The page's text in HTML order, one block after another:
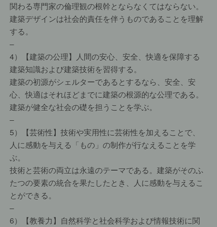
関わる専門家の倫理観の根幹とならなくてはならない。
建築デザインは社会的責任を伴うものであることを理解
する。
–
4）【建築の公理】人間の安心、安全、快適を保障する
建築知識および建築技術を習得する。
建築の初源がシェルターであるとするなら、安全、安
心、快適はそれほどまでに建築の根源的な公理である。
建築が健全な社会の礎を担うことを学ぶ。
–
5）【芸術性】技術や実用性に芸術性を加えることで、
人に感動を与える「もの」の制作が行なえることを学
ぶ。
技術と芸術の両立は永遠のテーマである。建築がそのふ
たつの要素の統合を果たしたとき、人に感動を与えるこ
とができる。
–
6）【教養力】自然科学と社会科学および情報技術に関